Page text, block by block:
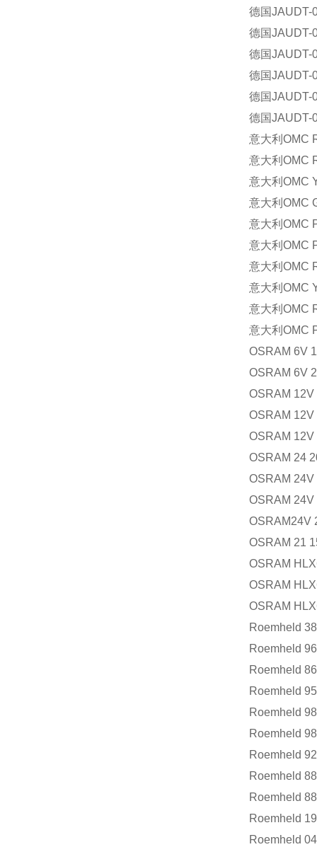
德国JAUDT-
德国JAUDT-
德国JAUDT-
德国JAUDT-
德国JAUDT-
德国JAUDT-
意大利 OMC
意大利 OMC
意大利 OMC
意大利 OMC
意大利 OMC
意大利 OMC
意大利 OMC
意大利 OMC
意大利 OMC
意大利 OMC
OSRAM 6V
OSRAM 6V
OSRAM
OSRAM
OSRAM
OSRAM 24
OSRAM
OSRAM 24V
OSRAM24V
OSRAM 21
OSRAM
OSRAM
OSRAM
Roemheld
Roemheld
Roemheld
Roemheld
Roemheld
Roemheld
Roemheld
Roemheld
Roemheld
Roemheld
Roemheld